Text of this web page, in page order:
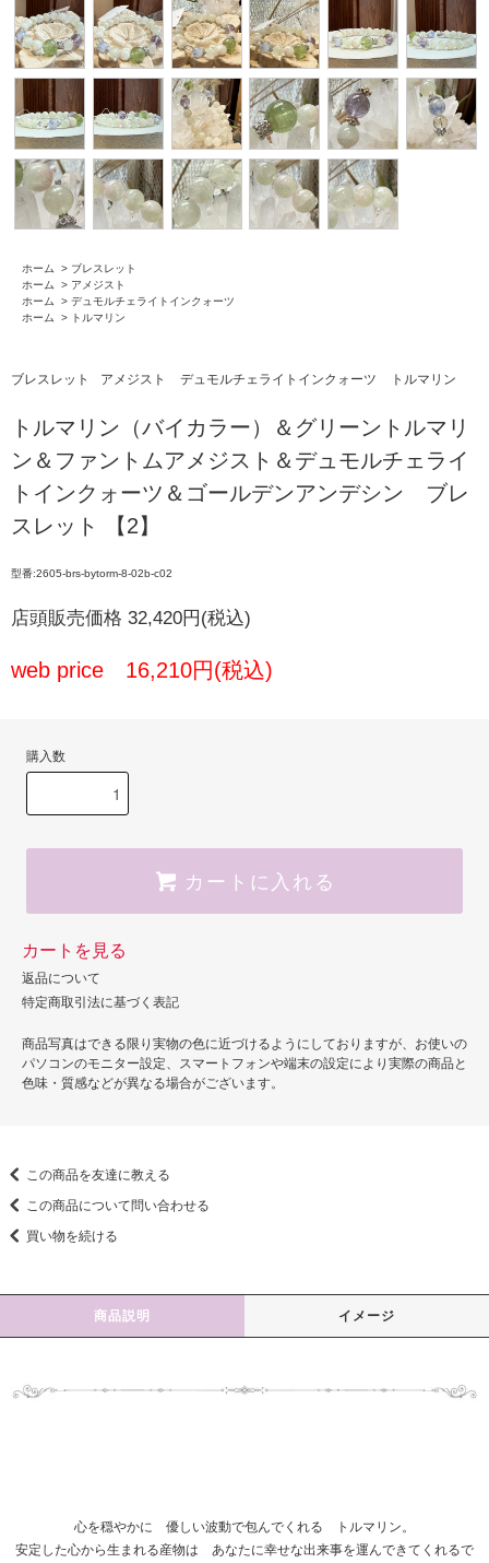
ホーム > ブレスレット
ホーム
> アメジスト
ホーム
> デュモルチェライトインクォーツ
ホーム
> トルマリン
ブレスレット アメジスト デュモルチェライトインクォーツ トルマリン
トルマリン（バイカラー）＆グリーントルマリ
ン＆ファントムアメジスト＆デュモルチェライ
トインクォーツ＆ゴールデンアンデシン ブレ
スレット 【2】
型番:2605-brs-bytorm-8-02b-c02
店頭販売価格 32,420円(税込)
web price 16,210円(税込)
購入数
カートに入れる
カートを見る
返品について
特定商取引法に基づく表記
商品写真はできる限り実物の色に近づけるようにしておりますが、お使いの
パソコンのモニター設定、スマートフォンや端末の設定により実際の商品と
色味・質感などが異なる場合がございます。
この商品を友達に教える
この商品について問い合わせる
買い物を続ける
商品説明 イメージ
心を穏やかに 優しい波動で包んでくれる トルマリン。
安定した心から生まれる産物は あなたに幸せな出来事を運んできてくれるで